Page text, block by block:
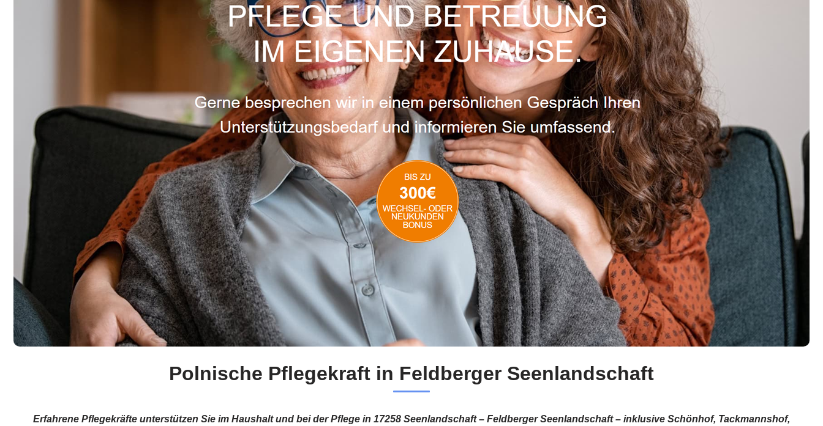
Polnische Pflegekraft in Feldberger Seenlandschaft
Erfahrene Pflegekräfte unterstützen Sie im Haushalt und bei der Pflege in 17258 Seenlandschaft – Feldberger Seenlandschaft – inklusive Schönhof, Tackmannshof,